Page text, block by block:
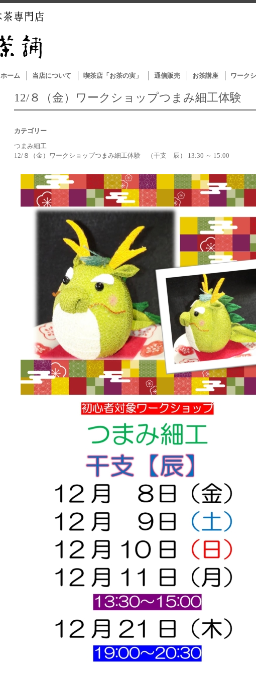
ホーム 当店について 喫茶店「お茶の実」 通信販売 お茶講座 ワーク
12/８（金）ワークショップつまみ細工体験
カテゴリー
つまみ細工
12/８（金）ワークショップつまみ細工体験 （干支 辰） 13:30 ～ 15:00